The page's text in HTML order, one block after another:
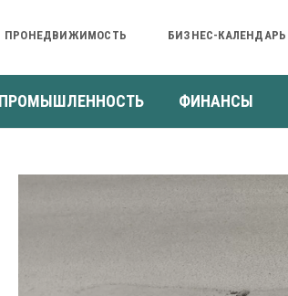
ПРОНЕДВИЖИМОСТЬ БИЗНЕС-КАЛЕНДАРЬ
ПРОМЫШЛЕННОСТЬ ФИНАНСЫ